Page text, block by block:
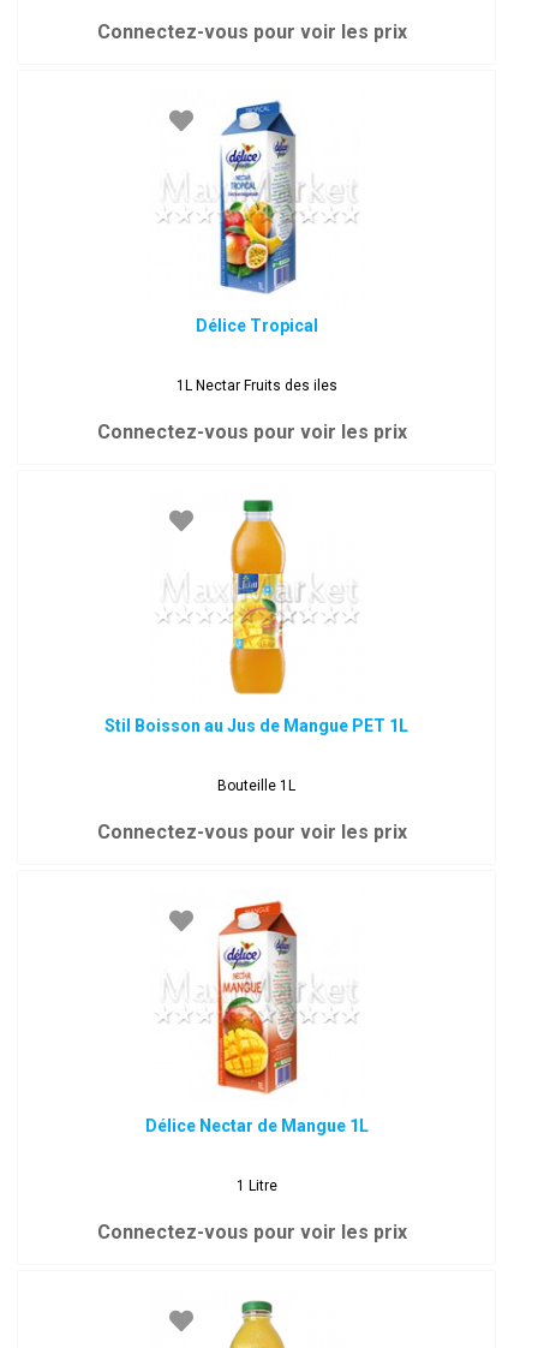
Connectez-vous pour voir les prix
Délice Tropical
1L Nectar Fruits des iles
Connectez-vous pour voir les prix
Stil Boisson au Jus de Mangue PET 1L
Bouteille 1L
Connectez-vous pour voir les prix
Délice Nectar de Mangue 1L
1 Litre
Connectez-vous pour voir les prix